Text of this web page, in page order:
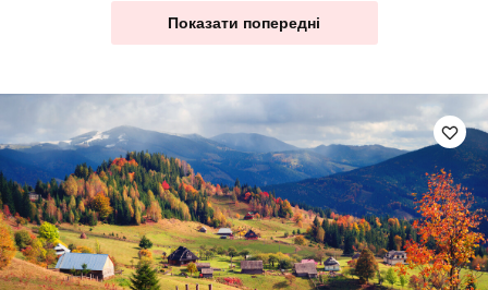
Показати попередні